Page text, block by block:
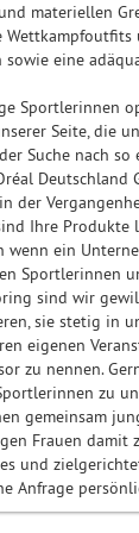
materiellen
Wettkampfoutfits
eine
Sportlerinnen
Seite, die
Suche nach
der
Ihre
wenn ein
Sportlerinnen
sind wir
sie stetig in
eigenen
zu nennen.
zu
gemeinsam
Frauen damit
und
Anfrage